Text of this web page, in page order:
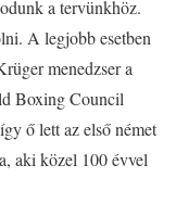
a tervünkhöz.
A legjobb esetben
menedzser a
Boxing Council
ő lett az első német
aki közel 100 évvel